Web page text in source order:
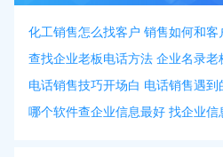
化工销售怎么找客户 销售如何和客
查找企业老板电话方法 企业名录老
电话销售技巧开场白 电话销售遇到
哪个软件查企业信息最好 找企业信